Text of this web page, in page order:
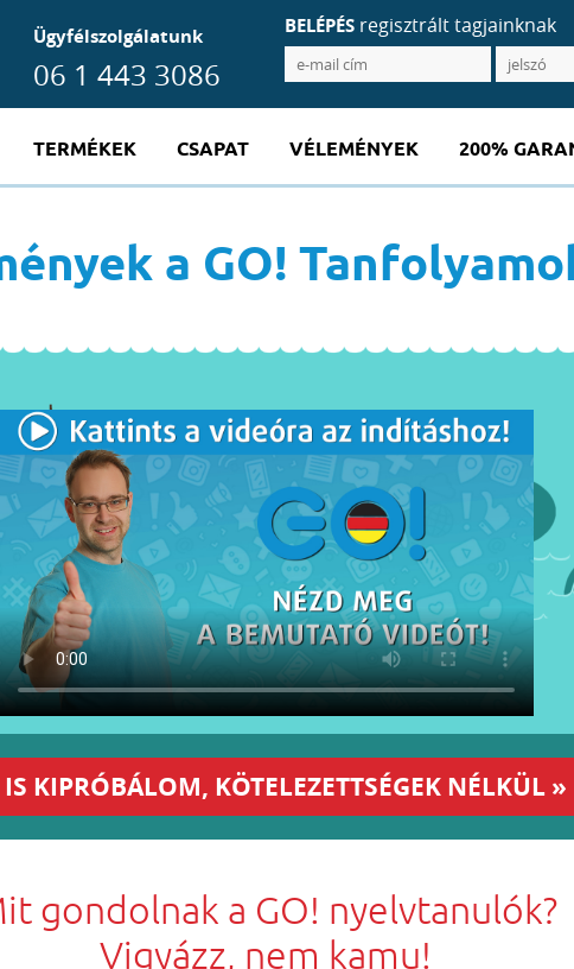
Ügyfélszolgálatunk
06 1 443 3086
BELÉPÉS regisztrált tagjainknak
TERMÉKEK CSAPAT VÉLEMÉNYEK 200%
a GO!
KIPRÓBÁLOM, KÖTELEZETTSÉGEK NÉLKÜL »
gondolnak a GO! nyelvtanulók?
Vigyázz, nem kamu!